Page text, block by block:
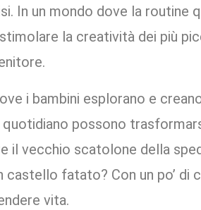
In un mondo dove la routine
la creatività dei più
i bambini esplorano e
possono
il vecchio scatolone della
castello fatato? Con un po’
vita.